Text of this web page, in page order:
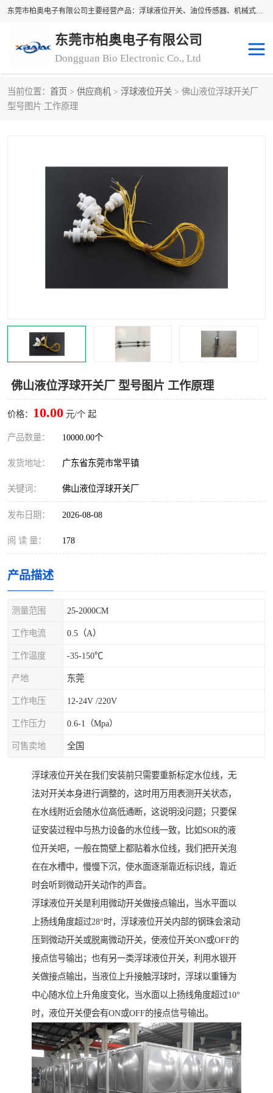
东莞市柏奥电子有限公司主要经营产品：浮球液位开关、油位传感器、机械式油表、浮球液位计、水位控制浮球阀、料位开关，水流开关、油水位控制配套仪表等。柏奥电子，您可信赖的合作伙伴
东莞市柏奥电子有限公司
Dongguan Bio Electronic Co., Ltd
当前位置： 首页 > 供应商机 > 浮球液位开关 > 佛山液位浮球开关厂
型号图片 工作原理
佛山液位浮球开关厂 型号图片 工作原理
价格： 10.00 元/个 起
产品数量： 10000.00个
发货地址： 广东省东莞市常平镇
关键词： 佛山液位浮球开关厂
发布日期： 2026-08-08
阅 读 量： 178
产品描述
测量范围 25-2000CM
工作电流 0.5（A）
工作温度 -35-150℃
产地 东莞
工作电压 12-24V /220V
工作压力 0.6-1（Mpa）
可售卖地 全国
浮球液位开关在我们安装前只需要重新标定水位线，无
法对开关本身进行调整的，这时用万用表测开关状态，
在水线附近会随水位高低通断，这说明没问题；只要保
证安装过程中与热力设备的水位线一致，比如SOR的液
位开关吧，一般在筒壁上都贴着水位线，我们把开关泡
在在水槽中，慢慢下沉，使水面逐渐靠近标识线，靠近
时会听到微动开关动作的声音。
浮球液位开关是利用微动开关做接点输出，当水平面以
上扬线角度超过28°时，浮球液位开关内部的钢珠会滚动
压到微动开关或脱离微动开关，使液位开关ON或OFF的
接点信号输出；也有另一类浮球液位开关，利用水银开
关做接点输出，当液位上升接触浮球时，浮球以重锤为
中心随水位上升角度变化，当水面以上扬线角度超过10°
时，液位开关便会有ON或OFF的接点信号输出。
浮球液位开关
料位开关 油位表
磁翻板液位计 转速表